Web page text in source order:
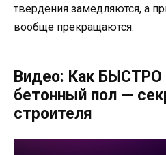
твердения замедляются, а
вообще прекращаются.
Видео: Как БЫСТРО
бетонный пол —
строителя